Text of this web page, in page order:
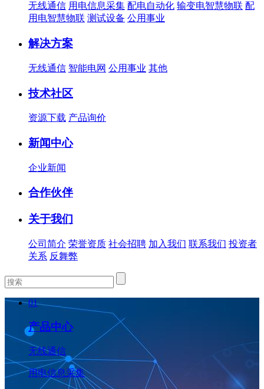
无线通信 用电信息采集 配电自动化 输变电智慧物联 配
用电智慧物联 测试设备 公用事业
解决方案
无线通信 智能电网 公用事业 其他
技术社区
资源下载 产品询价
新闻中心
企业新闻
合作伙伴
关于我们
公司简介 荣誉资质 社会招聘 加入我们 联系我们 投资者
关系 反舞弊
01
产品中心
无线通信
用电信息采集